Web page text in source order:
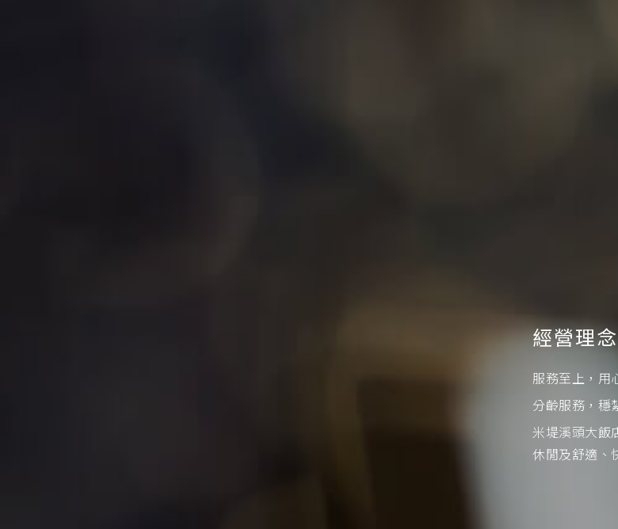
經營理念
服務至上，用
分齡服務，穩
米堤溪頭大飯
休閒及舒適、